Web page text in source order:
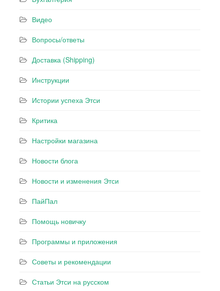
Видео
Вопросы/ответы
Доставка (Shipping)
Инструкции
Истории успеха Этси
Критика
Настройки магазина
Новости блога
Новости и изменения Этси
ПайПал
Помощь новичку
Программы и приложения
Советы и рекомендации
Статьи Этси на русском